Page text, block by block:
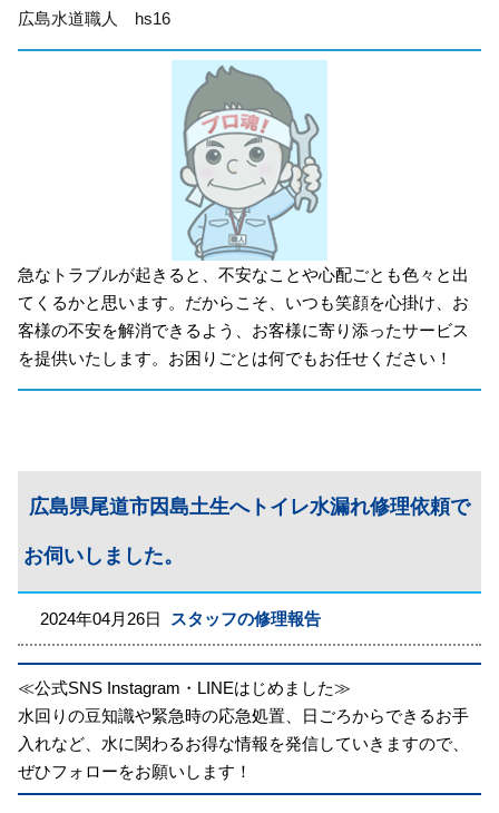
広島水道職人 hs16
急なトラブルが起きると、不安なことや心配ごとも色々と出
てくるかと思います。だからこそ、いつも笑顔を心掛け、お
客様の不安を解消できるよう、お客様に寄り添ったサービス
を提供いたします。お困りごとは何でもお任せください！
広島県尾道市因島土生へトイレ水漏れ修理依頼で
お伺いしました。
2024年04月26日 スタッフの修理報告
≪公式SNS Instagram・LINEはじめました≫
水回りの豆知識や緊急時の応急処置、日ごろからできるお手
入れなど、水に関わるお得な情報を発信していきますので、
ぜひフォローをお願いします！